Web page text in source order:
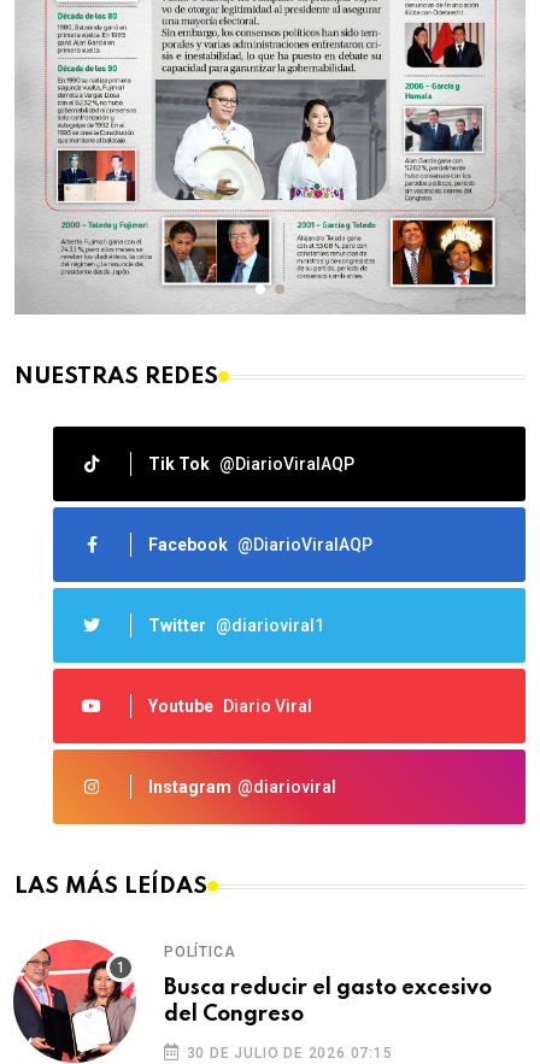
NUESTRAS REDES
Tik Tok @DiarioViralAQP
Facebook @DiarioViralAQP
Twitter @diarioviral1
Youtube Diario Viral
Instagram @diarioviral
LAS MÁS LEÍDAS
POLÍTICA
Busca reducir el gasto excesivo
del Congreso
30 DE JULIO DE 2026 07:15